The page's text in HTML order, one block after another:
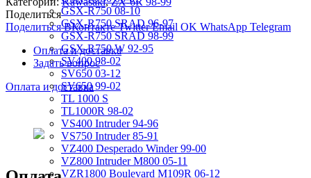
GSX-R750 08-10
GSX-R750 SRAD 96-97
GSX-R750 SRAD 98-99
GSX-R750 W 92-95
SV400 98-02
SV650 03-12
SV650 99-02
TL 1000 S
TL1000R 98-02
VS400 Intruder 94-96
VS750 Intruder 85-91
VZ400 Desperado Winder 99-00
VZ800 Intruder M800 05-11
VZR1800 Boulevard M109R 06-12
Поделиться
Поделиться ВКонтакте Twitter Email OK WhatsApp Telegram
Оплата и доставка
Задать вопрос
Оплата и доставка